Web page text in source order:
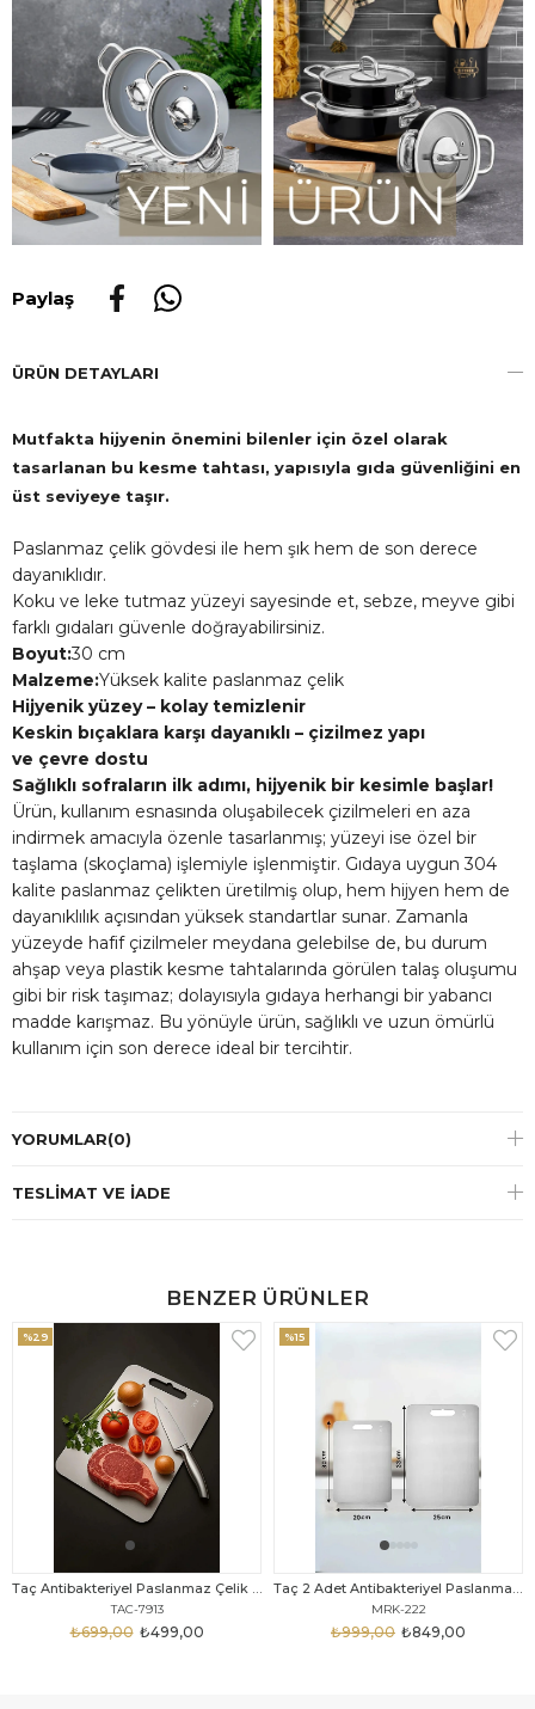
Paylaş
ÜRÜN DETAYLARI
Mutfakta hijyenin önemini bilenler için özel olarak
tasarlanan bu kesme tahtası, yapısıyla gıda güvenliğini en
üst seviyeye taşır.
Paslanmaz çelik gövdesi ile hem şık hem de son derece
dayanıklıdır.
Koku ve leke tutmaz yüzeyi sayesinde et, sebze, meyve gibi
farklı gıdaları güvenle doğrayabilirsiniz.
Boyut:30 cm
Malzeme:Yüksek kalite paslanmaz çelik
Hijyenik yüzey – kolay temizlenir
Keskin bıçaklara karşı dayanıklı – çizilmez yapı
ve çevre dostu
Sağlıklı sofraların ilk adımı, hijyenik bir kesimle başlar!
Ürün, kullanım esnasında oluşabilecek çizilmeleri en aza
indirmek amacıyla özenle tasarlanmış; yüzeyi ise özel bir
taşlama (skoçlama) işlemiyle işlenmiştir. Gıdaya uygun 304
kalite paslanmaz çelikten üretilmiş olup, hem hijyen hem de
dayanıklılık açısından yüksek standartlar sunar. Zamanla
yüzeyde hafif çizilmeler meydana gelebilse de, bu durum
ahşap veya plastik kesme tahtalarında görülen talaş oluşumu
gibi bir risk taşımaz; dolayısıyla gıdaya herhangi bir yabancı
madde karışmaz. Bu yönüyle ürün, sağlıklı ve uzun ömürlü
kullanım için son derece ideal bir tercihtir.
YORUMLAR(0)
TESLIMAT VE İADE
BENZER ÜRÜNLER
TAC-7913
₺499,00
₺699,00
%29
MRK-222
₺849,00
₺999,00
%15